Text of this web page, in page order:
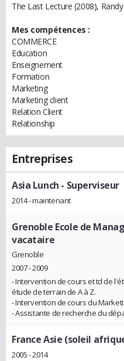
The Last Lecture (2008),
Mes compétences :
COMMERCE
Education
Enseignement
Formation
Marketing
Marketing client
Relation Client
Relationship
Entreprises
Asia Lunch - Superviseur
2014 - maintenant
Grenoble Ecole de
vacataire
Grenoble
2007 - 2009
- Intervention de cours et td de
étude de terrain de A à Z.
- Intervention de cours du
- Assistante de recherche du
France Asie (soleil
2005 - 2014